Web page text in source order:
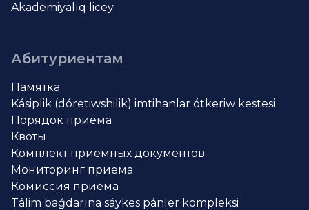
Akademiyalıq licey
Абитуриентам
Памятка
Kásiplik (dóretiwshilik) imtihanlar ótkeriw kestesi
Порядок приема
Квоты
Комплект приемных документов
Мониторинг приема
Комиссия приема
Tálim baǵdarına sáykes pánler kompleksi